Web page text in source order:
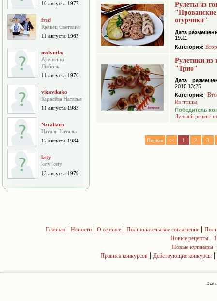
10 августа 1977
fred
Кравец Светлана
11 августа 1965
malyutka
Арещенко
Любовь
11 августа 1976
vikavikako
Карасёва Наталья
11 августа 1983
Nataliano
Натали Наталья
12 августа 1984
kety
kety kety
13 августа 1979
Рулеты из
"Прованские
огурчики"
Дата
19:11
Категория:
Рулетики из
"Трио"
Дата
2010 13:25
Категория:
Из птицы
Победитель
Лучший рецепт
Первая << 1 2 3
Главная | Новости| О сервисе| Пользовательское соглашение|
Новые рецепты |
Новые кулинары
Правила конкурсов | Действующие конкурсы |
Все